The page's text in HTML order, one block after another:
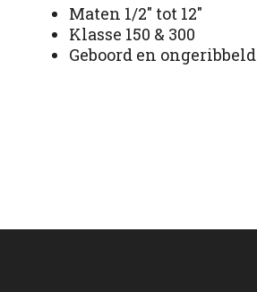
Maten 1/2″ tot 12″
Klasse 150 & 300
Geboord en ongeribbeld